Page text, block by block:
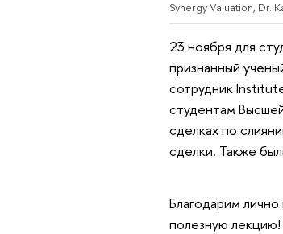
Synergy Valuation, Dr.
23 ноября для
признанный
сотрудник
студентам
сделках по
сделки. Также
Благодарим
полезную лекцию!